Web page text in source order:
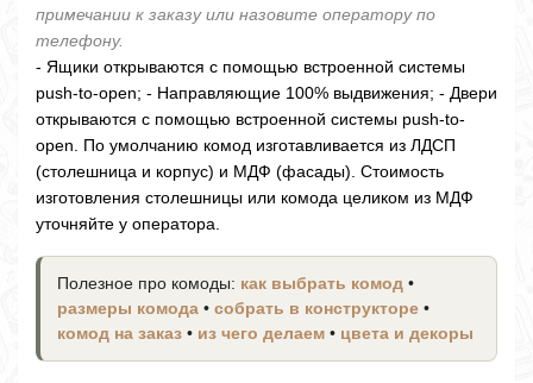
примечании к заказу или назовите оператору по
телефону.
- Ящики открываются с помощью встроенной системы
push-to-open; - Направляющие 100% выдвижения; - Двери
открываются с помощью встроенной системы push-to-
open. По умолчанию комод изготавливается из ЛДСП
(столешница и корпус) и МДФ (фасады). Стоимость
изготовления столешницы или комода целиком из МДФ
уточняйте у оператора.
Полезное про комоды: как выбрать комод •
размеры комода • собрать в конструкторе •
комод на заказ • из чего делаем • цвета и декоры